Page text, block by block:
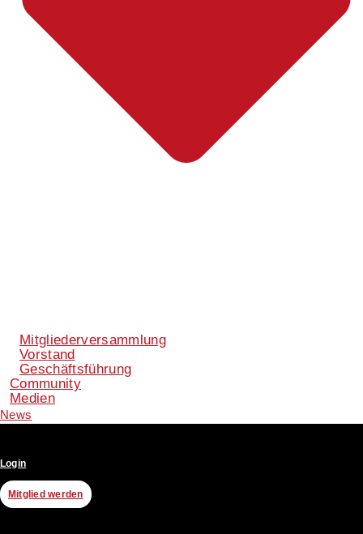
Mitgliederversammlung
Vorstand
Geschäftsführung
Community
Medien
News
Login
Mitglied werden